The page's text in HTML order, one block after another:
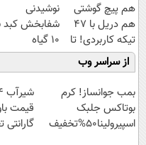
هم پیچ گوشتی
هم دریل با 47
تیکه کاربردی! تا
تخفیف داره
بخرش!🔥
نوشیدنی
شفابخش کبد
10 گیاه
موثر(تخفیف تا
امشب)
از سراسر وب
بمب جوانساز! کرم
بوتاکس جلبک
اسپیرولینا50%تخفیف
قیمت